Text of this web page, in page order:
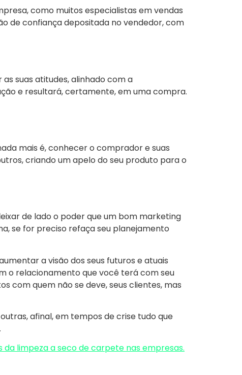
como muitos especialistas em vendas
de confiança depositada no vendedor, com
suas atitudes, alinhado com a
e resultará, certamente, em uma compra.
mais é, conhecer o comprador e suas
criando um apelo do seu produto para o
de lado o poder que um bom marketing
se for preciso refaça seu planejamento
a visão dos seus futuros e atuais
o relacionamento que você terá com seu
com quem não se deve, seus clientes, mas
afinal, em tempos de crise tudo que
da limpeza a seco de carpete nas empresas.